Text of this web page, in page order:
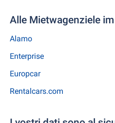
Alle Mietwagenziele
Alamo
Enterprise
Europcar
Rentalcars.com